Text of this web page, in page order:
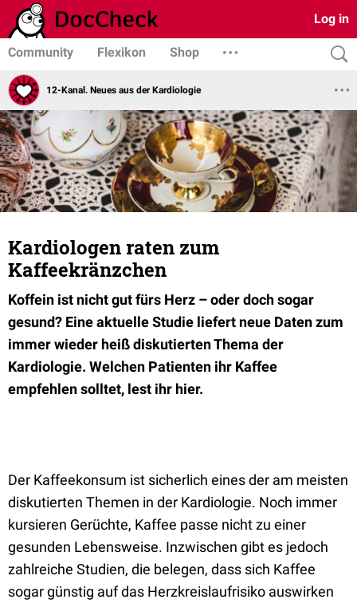
Log in
Community Flexikon Shop
12-Kanal. Neues aus der Kardiologie
Kardiologen raten zum
Kaffeekränzchen
Koffein ist nicht gut fürs Herz – oder doch sogar
gesund? Eine aktuelle Studie liefert neue Daten zum
immer wieder heiß diskutierten Thema der
Kardiologie. Welchen Patienten ihr Kaffee
empfehlen solltet, lest ihr hier.
Der Kaffeekonsum ist sicherlich eines der am meisten
diskutierten Themen in der Kardiologie. Noch immer
kursieren Gerüchte, Kaffee passe nicht zu einer
gesunden Lebensweise. Inzwischen gibt es jedoch
zahlreiche Studien, die belegen, dass sich Kaffee
sogar günstig auf das Herzkreislaufrisiko auswirken